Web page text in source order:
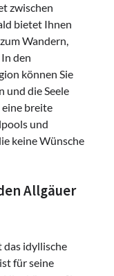
zwischen
bietet Ihnen
Wandern,
den
können Sie
und die Seele
eine breite
und
keine Wünsche
Allgäuer
idyllische
für seine